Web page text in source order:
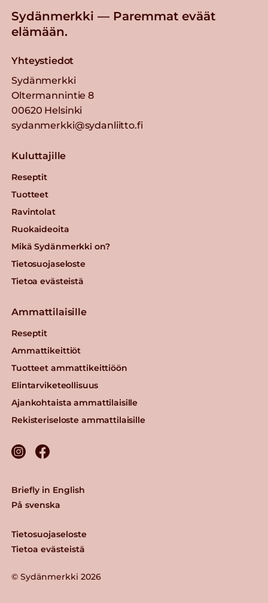
Sydänmerkki — Paremmat eväät
elämään.
Yhteystiedot
Sydänmerkki
Oltermannintie 8
00620 Helsinki
sydanmerkki@sydanliitto.fi
Kuluttajille
Reseptit
Tuotteet
Ravintolat
Ruokaideoita
Mikä Sydänmerkki on?
Tietosuojaseloste
Tietoa evästeistä
Ammattilaisille
Reseptit
Ammattikeittiöt
Tuotteet ammattikeittiöön
Elintarviketeollisuus
Ajankohtaista ammattilaisille
Rekisteriseloste ammattilaisille
© Sydänmerkki 2026
Tietosuojaseloste
Tietoa evästeistä
Briefly in English
På svenska